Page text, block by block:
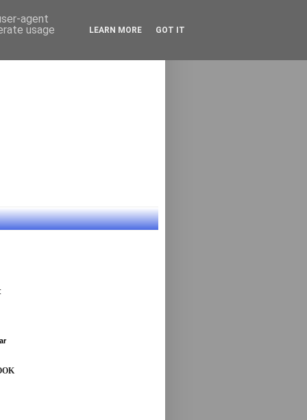
agent
usage
LEARN MORE GOT IT